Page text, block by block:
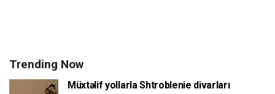
Trending Now
Müxtəlif yollarla Shtroblenie divarları